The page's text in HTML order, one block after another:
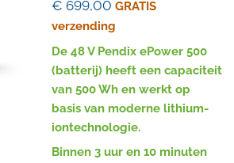
€ 699,00 GRATIS
verzending
De 48 V Pendix ePower 500
(batterij) heeft een capaciteit
van 500 Wh en werkt op
basis van moderne lithium-
iontechnologie.
Binnen 3 uur en 10 minuten